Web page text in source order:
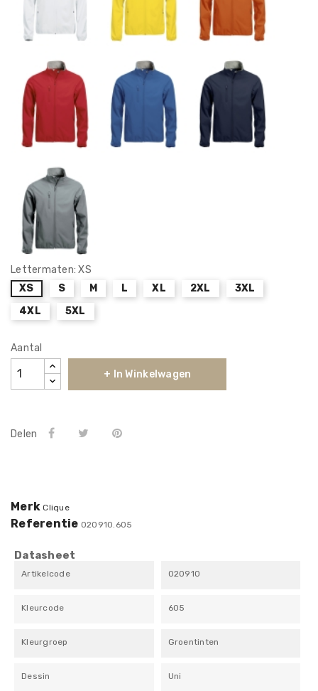
Lettermaten: XS
XS
S M L XL 2XL
3XL
4XL
5XL
Aantal
+ In Winkelwagen
Delen
Merk Clique
Referentie 020910.605
Datasheet
Artikelcode 020910
Kleurcode 605
Kleurgroep Groentinten
Dessin Uni